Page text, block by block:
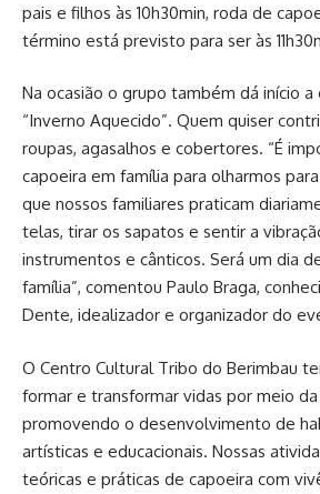
pais e filhos às 10h30min, roda de
término está previsto para ser às
Na ocasião o grupo também dá início a
“Inverno Aquecido”. Quem quiser
roupas, agasalhos e cobertores. “É
capoeira em família para olharmos
que nossos familiares praticam
telas, tirar os sapatos e sentir a
instrumentos e cânticos. Será um dia
família”, comentou Paulo Braga,
Dente, idealizador e organizador do
O Centro Cultural Tribo do Berimbau
formar e transformar vidas por meio da
promovendo o desenvolvimento de
artísticas e educacionais. Nossas
teóricas e práticas de capoeira com